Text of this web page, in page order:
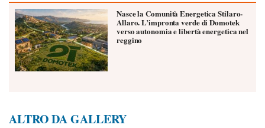
Nasce la Comunità Energetica Stilaro-
Allaro. L’impronta verde di Domotek
verso autonomia e libertà energetica nel
reggino
ALTRO DA GALLERY